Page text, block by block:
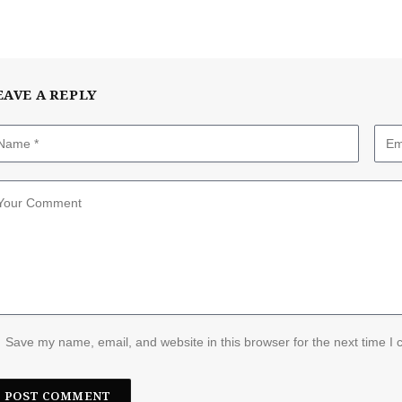
A REPLY
Save my name, email, and website in this browser for the next time I